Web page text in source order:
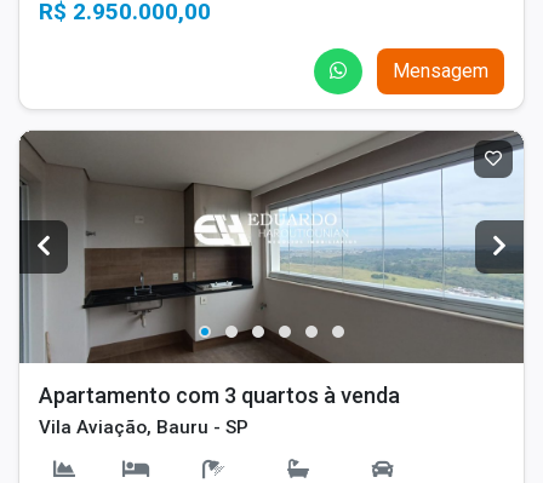
R$ 2.950.000,00
Mensagem
Apartamento com 3 quartos à venda
Vila Aviação, Bauru - SP